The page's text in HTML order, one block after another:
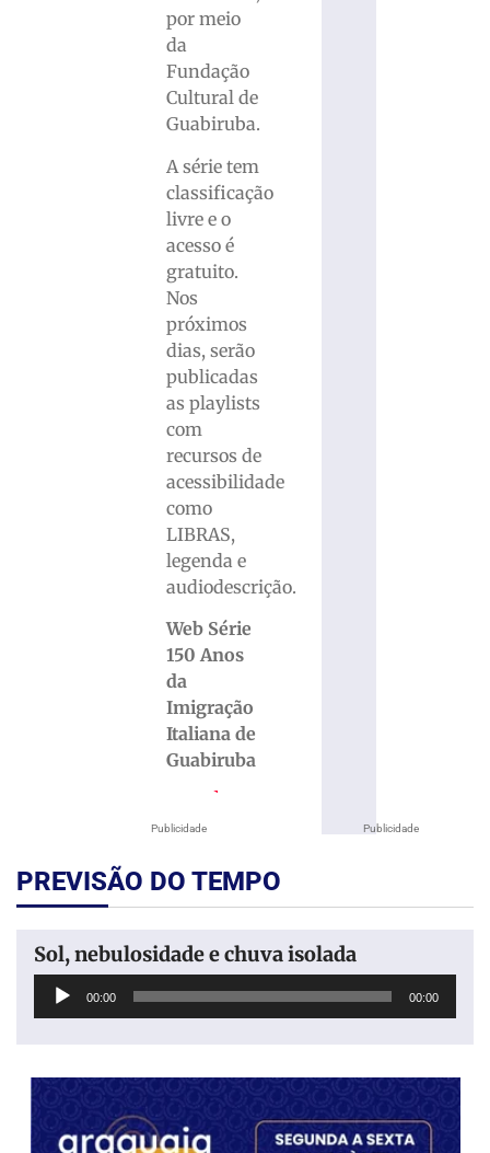
Publicidade
por meio
da
Fundação
Cultural de
Guabiruba.
A série tem
classificação
livre e o
acesso é
gratuito.
Nos
próximos
dias, serão
publicadas
as playlists
com
recursos de
acessibilidade
como
LIBRAS,
legenda e
audiodescrição.
Web Série
150 Anos
da
Imigração
Italiana de
Guabiruba
Publicidade
PREVISÃO DO TEMPO
Sol, nebulosidade e chuva isolada
Tocador
00:00 00:00